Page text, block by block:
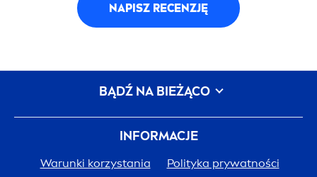
NAPISZ RECENZJĘ
INFORMACJE
Warunki korzystania Polityka prywatności
BĄDŹ NA BIEŻĄCO